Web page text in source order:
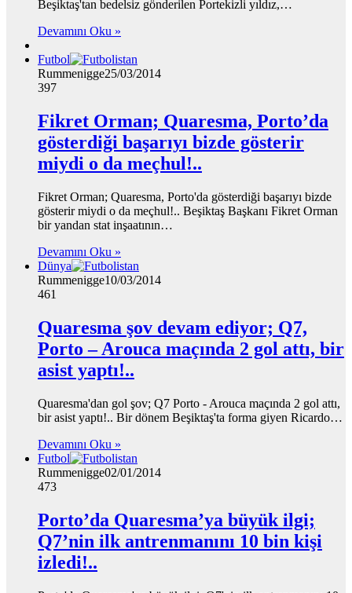
Beşiktaş'tan bedelsiz gönderilen Portekizli yıldız,…
Devamını Oku »
Futbol
Rummenigge25/03/2014
397
Fikret Orman; Quaresma, Porto’da
gösterdiği başarıyı bizde gösterir
miydi o da meçhul!..
Fikret Orman; Quaresma, Porto'da gösterdiği başarıyı bizde
gösterir miydi o da meçhul!.. Beşiktaş Başkanı Fikret Orman
bir yandan stat inşaatının…
Devamını Oku »
Dünya
Rummenigge10/03/2014
461
Quaresma şov devam ediyor; Q7,
Porto – Arouca maçında 2 gol attı, bir
asist yaptı!..
Quaresma'dan gol şov; Q7 Porto - Arouca maçında 2 gol attı,
bir asist yaptı!.. Bir dönem Beşiktaş'ta forma giyen Ricardo…
Devamını Oku »
Futbol
Rummenigge02/01/2014
473
Porto’da Quaresma’ya büyük ilgi;
Q7’nin ilk antrenmanını 10 bin kişi
izledi!..